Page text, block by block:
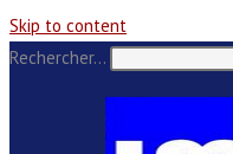
Skip to content
Rechercher…